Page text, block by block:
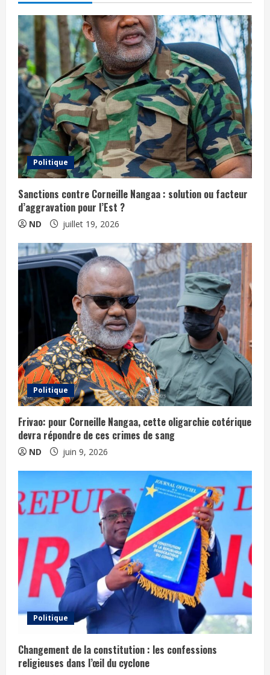
Politique
Sanctions contre Corneille Nangaa : solution ou facteur
d’aggravation pour l’Est ?
ND juillet 19, 2026
Politique
Frivao: pour Corneille Nangaa, cette oligarchie cotérique
devra répondre de ces crimes de sang
ND juin 9, 2026
Politique
Changement de la constitution : les confessions
religieuses dans l’œil du cyclone